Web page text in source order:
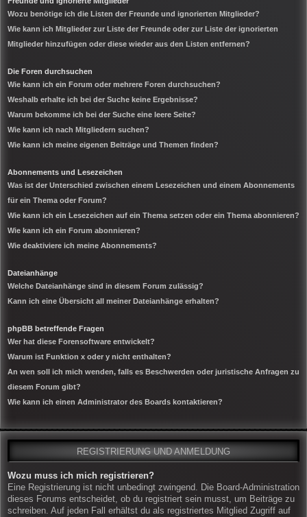
Wozu benötige ich die Listen der Freunde und ignorierten Mitglieder?
Wie kann ich Mitglieder zur Liste der Freunde oder zur Liste der ignorierten
Mitglieder hinzufügen oder diese wieder aus den Listen entfernen?
Die Foren durchsuchen
Wie kann ich ein Forum oder mehrere Foren durchsuchen?
Weshalb erhalte ich bei der Suche keine Ergebnisse?
Warum bekomme ich bei der Suche eine leere Seite?
Wie kann ich nach Mitgliedern suchen?
Wie kann ich meine eigenen Beiträge und Themen finden?
Abonnements und Lesezeichen
Was ist der Unterschied zwischen einem Lesezeichen und einem Abonnements
für ein Thema oder Forum?
Wie kann ich ein Lesezeichen auf ein Thema setzen oder ein Thema abonnieren?
Wie kann ich ein Forum abonnieren?
Wie deaktiviere ich meine Abonnements?
Dateianhänge
Welche Dateianhänge sind in diesem Forum zulässig?
Kann ich eine Übersicht all meiner Dateianhänge erhalten?
phpBB betreffende Fragen
Wer hat diese Forensoftware entwickelt?
Warum ist Funktion x oder y nicht enthalten?
An wen soll ich mich wenden, falls es Beschwerden oder juristische Anfragen zu
diesem Forum gibt?
Wie kann ich einen Administrator des Boards kontaktieren?
REGISTRIERUNG UND ANMELDUNG
Wozu muss ich mich registrieren?
Eine Registrierung ist nicht unbedingt zwingend. Die Board-Administration
dieses Forums entscheidet, ob du registriert sein musst, um Beiträge zu
schreiben. Auf jeden Fall erhältst du als registriertes Mitglied Zugriff auf